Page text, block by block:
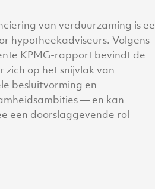
van verduurzaming is
hypotheekadviseurs. Volgens
KPMG-rapport bevindt de
zich op het snijvlak van
besluitvorming en
— en kan
een doorslaggevende rol